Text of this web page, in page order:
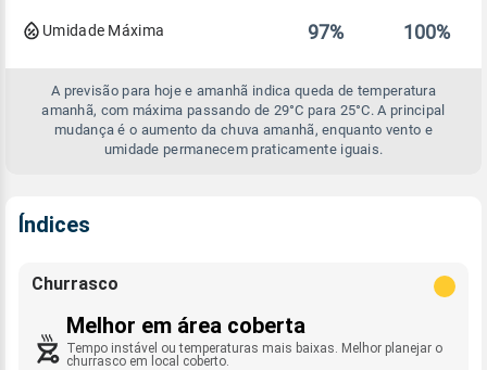
Umidade Máxima 97% 100%
A previsão para hoje e amanhã indica queda de temperatura
amanhã, com máxima passando de 29°C para 25°C. A principal
mudança é o aumento da chuva amanhã, enquanto vento e
umidade permanecem praticamente iguais.
Índices
Churrasco
Melhor em área coberta
Tempo instável ou temperaturas mais baixas. Melhor planejar o
churrasco em local coberto.